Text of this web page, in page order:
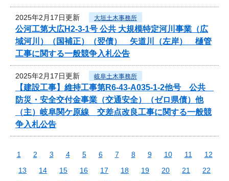
2025年2月17日更新 大垣土木事務所
公河工第大広H2-3-1号 公共 大規模特定河川事業（広
域河川）（国補正）（翌債） 矢道川（左岸） 樋管
工事に関する一般競争入札公告
2025年2月17日更新 岐阜土木事務所
【建設工事】維持工事第R6-43-A035-1-2他号 公共
防災・安全交付金事業（交通安全）（ゼロ県債）他
（主）岐阜関ケ原線 交差点改良工事に関する一般競
争入札公告
1 2 3 4 5 6 7 8 9 10 11
12
13
14 15 16 17 18 19 20 21
22